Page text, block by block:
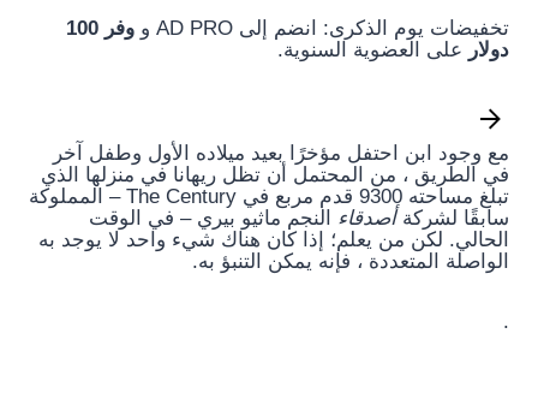
تخفيضات يوم الذكرى: انضم إلى AD PRO و
وفر 100
دولار على العضوية السنوية.
مع وجود ابن احتفل مؤخرًا بعيد ميلاده الأول وطفل آخر
في الطريق ، من المحتمل أن تظل ريهانا في منزلها الذي
تبلغ مساحته 9300 قدم مربع في The Century – المملوكة
سابقًا لشركةأصدقاء النجم ماثيو بيري – في الوقت
الحالي. لكن من يعلم؛ إذا كان هناك شيء واحد لا يوجد به
الواصلة المتعددة ، فإنه يمكن التنبؤ به.
.